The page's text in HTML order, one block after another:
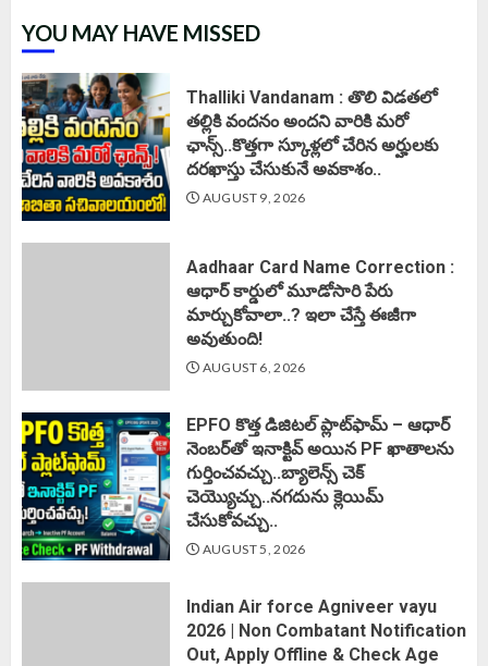
YOU MAY HAVE MISSED
Thalliki Vandanam : తొలి విడతలో
తల్లికి వందనం అందని వారికి మరో
ఛాన్స్..కొత్తగా స్కూళ్లలో చేరిన అర్హులకు
దరఖాస్తు చేసుకునే అవకాశం..
AUGUST 9, 2026
Aadhaar Card Name Correction :
ఆధార్ కార్డులో మూడోసారి పేరు
మార్చుకోవాలా..? ఇలా చేస్తే ఈజీగా
అవుతుంది!
AUGUST 6, 2026
EPFO కొత్త డిజిటల్ ప్లాట్‌ఫామ్‌ – ఆధార్
నెంబర్‌తో ఇనాక్టివ్ అయిన PF ఖాతాలను
గుర్తించవచ్చు..బ్యాలెన్స్ చెక్
చెయ్యొచ్చు..నగదును క్లెయిమ్
చేసుకోవచ్చు..
AUGUST 5, 2026
Indian Air force Agniveer vayu
2026 | Non Combatant Notification
Out, Apply Offline & Check Age